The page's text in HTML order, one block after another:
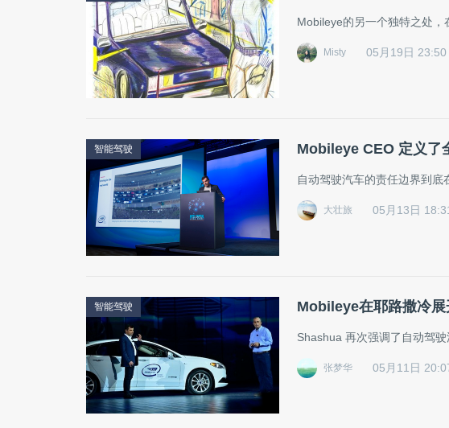
Mobileye的另一个独特之处，
Misty 05月19日 23:50
智能驾驶 Mobileye CEO 定义了
自动驾驶汽车的责任边界到底
大壮旅 05月13日
智能驾驶 Mobileye在耶路撒冷
Shashua 再次强调了自动驾
张梦华 05月11日